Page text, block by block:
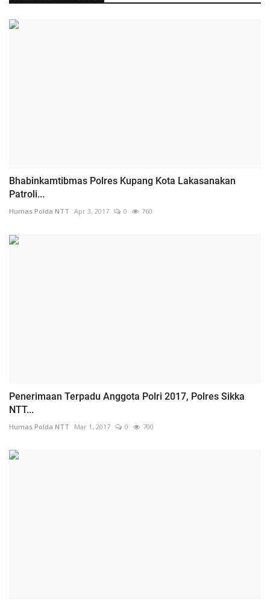
Bhabinkamtibmas Polres Kupang Kota Lakasanakan
Patroli...
Humas Polda NTT Apr 3, 2017 0 760
Penerimaan Terpadu Anggota Polri 2017, Polres Sikka
NTT...
Humas Polda NTT Mar 1, 2017 0 700